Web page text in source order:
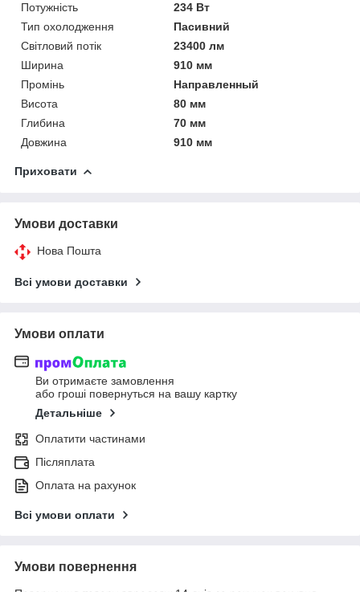
Потужність
234 Вт
Тип охолодження
Пасивний
Світловий потік
23400 лм
Ширина
910 мм
Промінь
Направленный
Висота
80 мм
Глибина
70 мм
Довжина
910 мм
Приховати
Умови доставки
Нова Пошта
Всі умови доставки
Умови оплати
Ви отримаєте замовлення
або гроші повернуться на вашу картку
Детальніше
Оплатити частинами
Післяплата
Оплата на рахунок
Всі умови оплати
Умови повернення